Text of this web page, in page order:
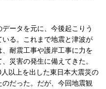
ータを元に、今後起こりう
る。これまで地震と津波が
耐震工事や護岸工事に力を
災害の発生に備えてきた。
以上を出した東日本大震災の
だった。だが、今回地震観